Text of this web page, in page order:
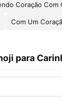
Coração Com
Com Um
para